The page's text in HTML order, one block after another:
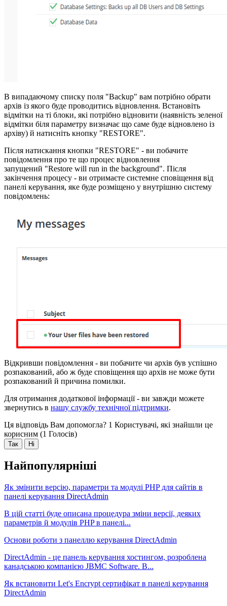
В випадаючому списку поля "Backup" вам потрібно обрати
архів із якого буде проводитись відновлення. Встановіть
відмітки на ті блоки, які потрібно відновити (наявність зеленої
відмітки біля параметру визначає що саме буде відновлено із
архіву) й натисніть кнопку "RESTORE".
Після натискання кнопки "RESTORE" - ви побачите
повідомлення про те що процес відновлення
запущений "Restore will run in the background". Після
закінчення процесу - ви отримаєте системне сповіщення від
панелі керування, яке буде розміщено у внутрішню систему
повідомлень:
Відкривши повідомлення - ви побачите чи архів був успішно
розпакований, або ж буде сповіщення що архів не може бути
розпакований й причина помилки.
Для отримання додаткової інформації - ви завжди можете
звернутись в нашу службу технічної підтримки.
Ця відповідь Вам допомогла? 1 Користувачі, які знайшли це
корисним (1 Голосів)
Так Ні
Найпопулярніші
Як змінити версію, параметри та модулі PHP для сайтів в
панелі керування DirectAdmin
В цій статті буде описана процедура зміни версії, деяких
параметрів й модулів PHP в панелі...
Основи роботи з панеллю керування DirectAdmin
DirectAdmin - це панель керування хостингом, розроблена
канадською компанією JBMC Software. В...
Як встановити Let's Encrypt сертифікат в панелі керування
DirectAdmin